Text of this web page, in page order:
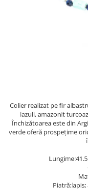
Colier realizat pe fir
lazuli, amazonit
Închizătoarea este din
verde oferă prospețime